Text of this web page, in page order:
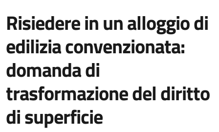
Risiedere in un alloggio di
edilizia convenzionata:
domanda di
trasformazione del diritto
di superficie